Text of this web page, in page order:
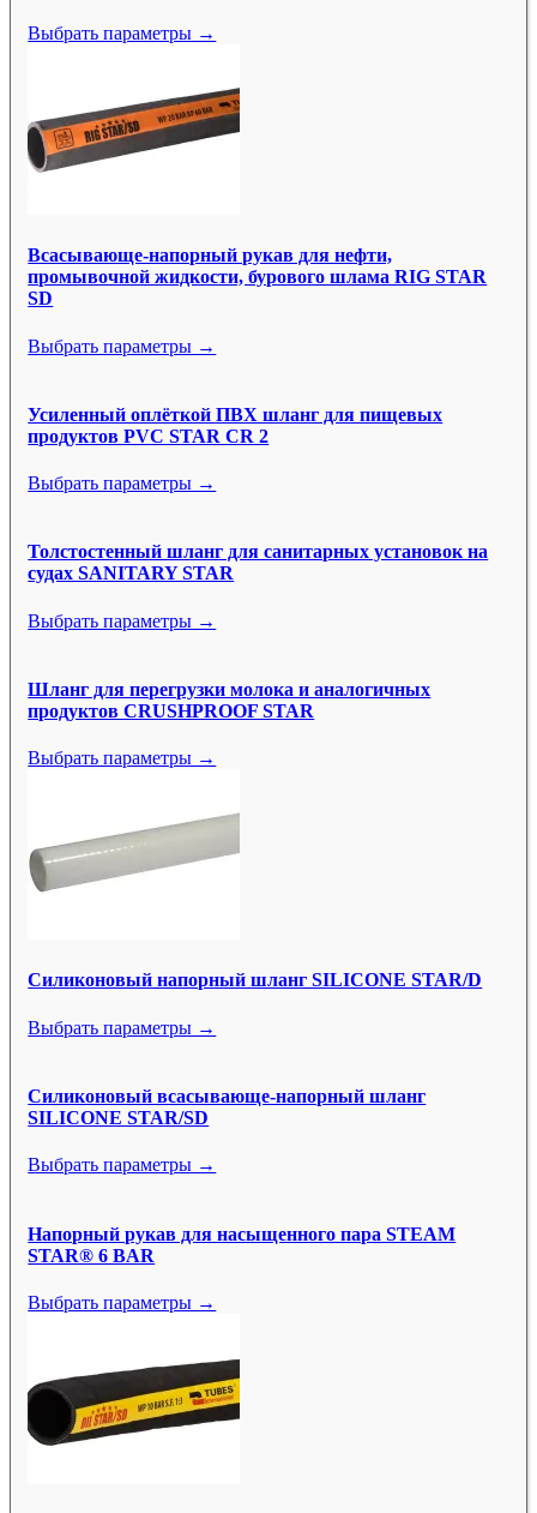
Выбрать параметры →
Всасывающе-напорный рукав для нефти,
промывочной жидкости, бурового шлама RIG STAR
SD
Выбрать параметры →
Усиленный оплёткой ПВХ шланг для пищевых
продуктов PVC STAR CR 2
Выбрать параметры →
Толстостенный шланг для санитарных установок на
судах SANITARY STAR
Выбрать параметры →
Шланг для перегрузки молока и аналогичных
продуктов CRUSHPROOF STAR
Выбрать параметры →
Силиконовый напорный шланг SILICONE STAR/D
Выбрать параметры →
Силиконовый всасывающе-напорный шланг
SILICONE STAR/SD
Выбрать параметры →
Напорный рукав для насыщенного пара STEAM
STAR® 6 BAR
Выбрать параметры →